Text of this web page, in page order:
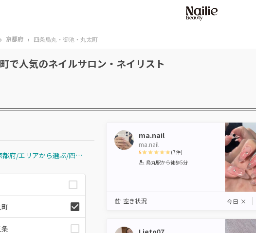
› 京都府 › 四条烏丸・御池・丸太町
で人気のネイルサロン・ネイリスト
関西/京都府/エリアから選ぶ/四条烏丸・御池・丸太町
ma.nail
ma.nail
5
1 2 3 4 5
(7件)
烏丸駅から徒歩5分
空き状況 今日 ×